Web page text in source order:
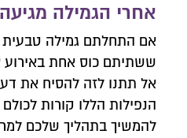
צרו איתנו קשר
השאירו פרטים ונחזור
אחרי הגמילה
אם התחלתם גמילה טבעית
ששתיתם כוס אחת
אל תתנו לזה להסיח את
הנפילות הללו קורות
להמשיך בתהליך שלכם